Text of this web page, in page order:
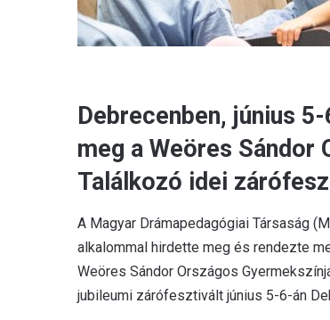
Debrecenben, június
meg a Weöres Sándor
Találkozó idei
A Magyar Drámapedagógiai Társaság
alkalommal hirdette meg és rendezte
Weöres Sándor Országos
jubileumi zárófesztivált június 5-6-án